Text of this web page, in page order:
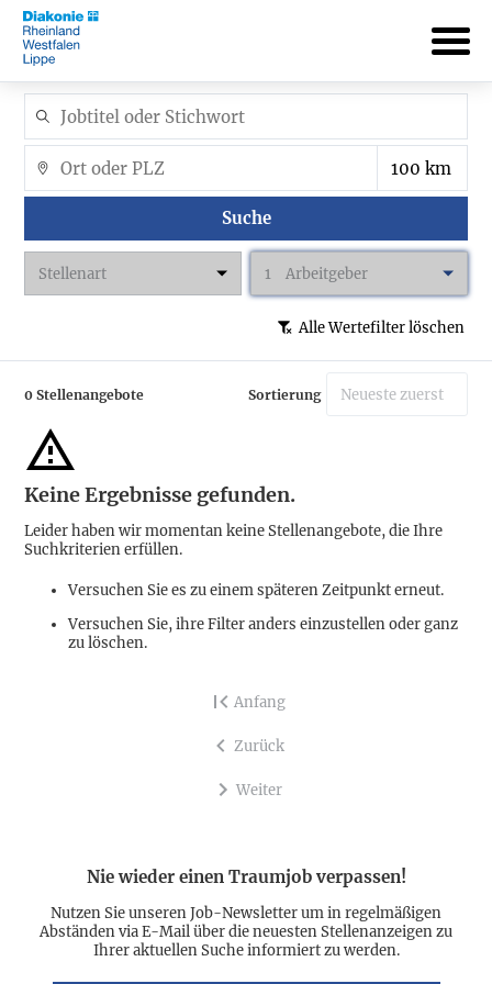
Suche
Stellenart 1 Arbeitgeber
Alle Wertefilter löschen
0 Stellenangebote Sortierung
Keine Ergebnisse gefunden.
Leider haben wir momentan keine Stellenangebote, die Ihre
Suchkriterien erfüllen.
Versuchen Sie es zu einem späteren Zeitpunkt erneut.
Versuchen Sie, ihre Filter anders einzustellen oder ganz
zu löschen.
Anfang
Zurück
Weiter
Nie wieder einen Traumjob verpassen!
Nutzen Sie unseren Job-Newsletter um in regelmäßigen
Abständen via E-Mail über die neuesten Stellenanzeigen zu
Ihrer aktuellen Suche informiert zu werden.